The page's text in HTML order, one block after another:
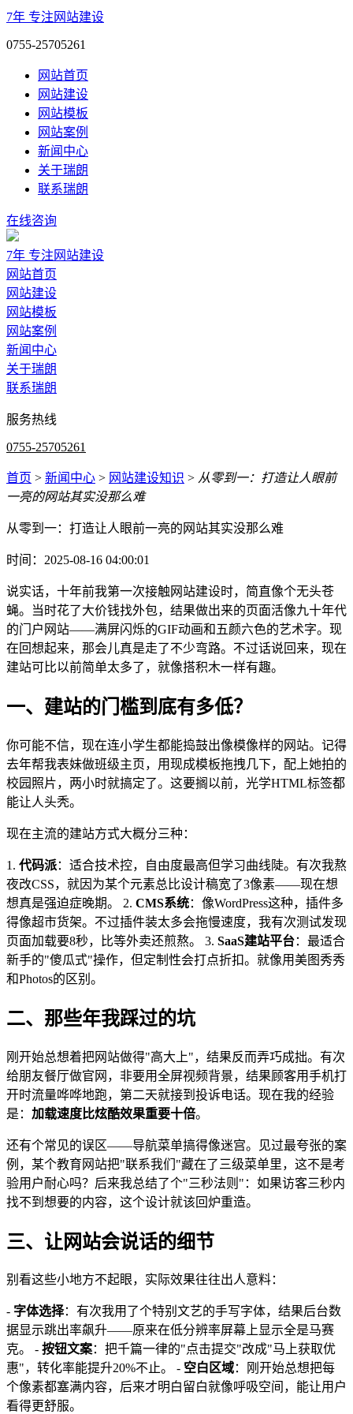
7年 专注网站建设
0755-25705261
网站首页
网站建设
网站模板
网站案例
新闻中心
关于瑞朗
联系瑞朗
在线咨询
7年 专注网站建设
网站首页
网站建设
网站模板
网站案例
新闻中心
关于瑞朗
联系瑞朗
服务热线
0755-25705261
首页 > 新闻中心 > 网站建设知识 > 从零到一：打造让人眼前
一亮的网站其实没那么难
从零到一：打造让人眼前一亮的网站其实没那么难
时间：2025-08-16 04:00:01
说实话，十年前我第一次接触网站建设时，简直像个无头苍
蝇。当时花了大价钱找外包，结果做出来的页面活像九十年代
的门户网站——满屏闪烁的GIF动画和五颜六色的艺术字。现
在回想起来，那会儿真是走了不少弯路。不过话说回来，现在
建站可比以前简单太多了，就像搭积木一样有趣。
一、建站的门槛到底有多低？
你可能不信，现在连小学生都能捣鼓出像模像样的网站。记得
去年帮我表妹做班级主页，用现成模板拖拽几下，配上她拍的
校园照片，两小时就搞定了。这要搁以前，光学HTML标签都
能让人头秃。
现在主流的建站方式大概分三种：
1. 代码派：适合技术控，自由度最高但学习曲线陡。有次我熬
夜改CSS，就因为某个元素总比设计稿宽了3像素——现在想
想真是强迫症晚期。 2. CMS系统：像WordPress这种，插件多
得像超市货架。不过插件装太多会拖慢速度，我有次测试发现
页面加载要8秒，比等外卖还煎熬。 3. SaaS建站平台：最适合
新手的"傻瓜式"操作，但定制性会打点折扣。就像用美图秀秀
和Photos的区别。
二、那些年我踩过的坑
刚开始总想着把网站做得"高大上"，结果反而弄巧成拙。有次
给朋友餐厅做官网，非要用全屏视频背景，结果顾客用手机打
开时流量哗哗地跑，第二天就接到投诉电话。现在我的经验
是： 加载速度比炫酷效果重要十倍。
还有个常见的误区——导航菜单搞得像迷宫。见过最夸张的案
例，某个教育网站把"联系我们"藏在了三级菜单里，这不是考
验用户耐心吗？后来我总结了个"三秒法则"：如果访客三秒内
找不到想要的内容，这个设计就该回炉重造。
三、让网站会说话的细节
别看这些小地方不起眼，实际效果往往出人意料：
- 字体选择：有次我用了个特别文艺的手写字体，结果后台数
据显示跳出率飙升——原来在低分辨率屏幕上显示全是马赛
克。 - 按钮文案：把千篇一律的"点击提交"改成"马上获取优
惠"，转化率能提升20%不止。 - 空白区域：刚开始总想把每
个像素都塞满内容，后来才明白留白就像呼吸空间，能让用户
看得更舒服。